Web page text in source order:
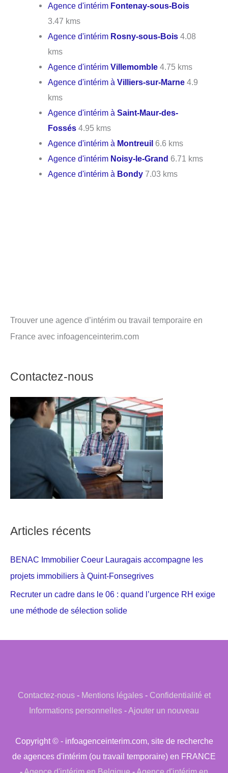
Agence d'intérim Fontenay-sous-Bois
3.47 kms
Agence d'intérim Rosny-sous-Bois 4.08
kms
Agence d'intérimVillemomble 4.75 kms
Agence d'intérim àVilliers-sur-Marne 4.9
kms
Agence d'intérim àSaint-Maur-des-
Fossés 4.95 kms
Agence d'intérim à Montreuil 6.6 kms
Agence d'intérim Noisy-le-Grand 6.71 kms
Agence d'intérim à Bondy 7.03 kms
Trouver une agence d’intérim ou travail temporaire en
France avec infoagenceinterim.com
Contactez-nous
Articles récents
BENAC Immobilier Coeur Lauragais accompagne les
projets immobiliers à Quint-Fonsegrives
Recruter un cadre dans le 06 : quand l’urgence RH exige
une méthode de sélection solide
Contactez-nous- Mentions légales- Confidentialité et
Informations personnelles -Ajouter un nouveau
Copyright © - infoagenceinterim.com, site de recherche
de agences d'intérim (ou travail temporaire) en FRANCE